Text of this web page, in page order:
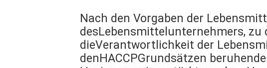
Nach den Vorgaben der
desLebensmittelunternehmers, zu
dieVerantwortlichkeit der
denHACCPGrundsätzen